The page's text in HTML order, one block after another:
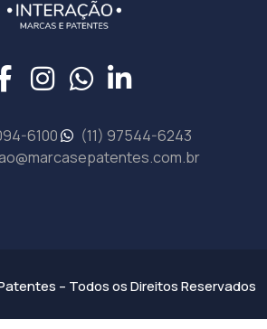
6100
(11) 97544-6243
– Todos os Direitos Reservados